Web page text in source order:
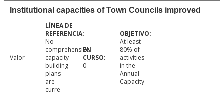
Institutional capacities of Town Councils improved
Valor
No
comprehensive
capacity
building
plans
are
curre
0
At least
80% of
activities
in the
Annual
Capacity